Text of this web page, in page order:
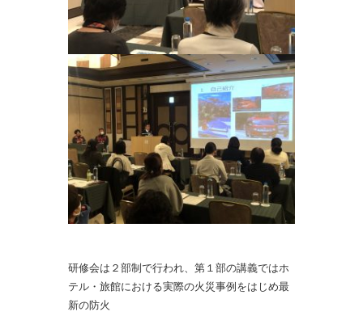
研修会は２部制で行われ、第１部の講義ではホ
テル・旅館における実際の火災事例をはじめ最
新の防火